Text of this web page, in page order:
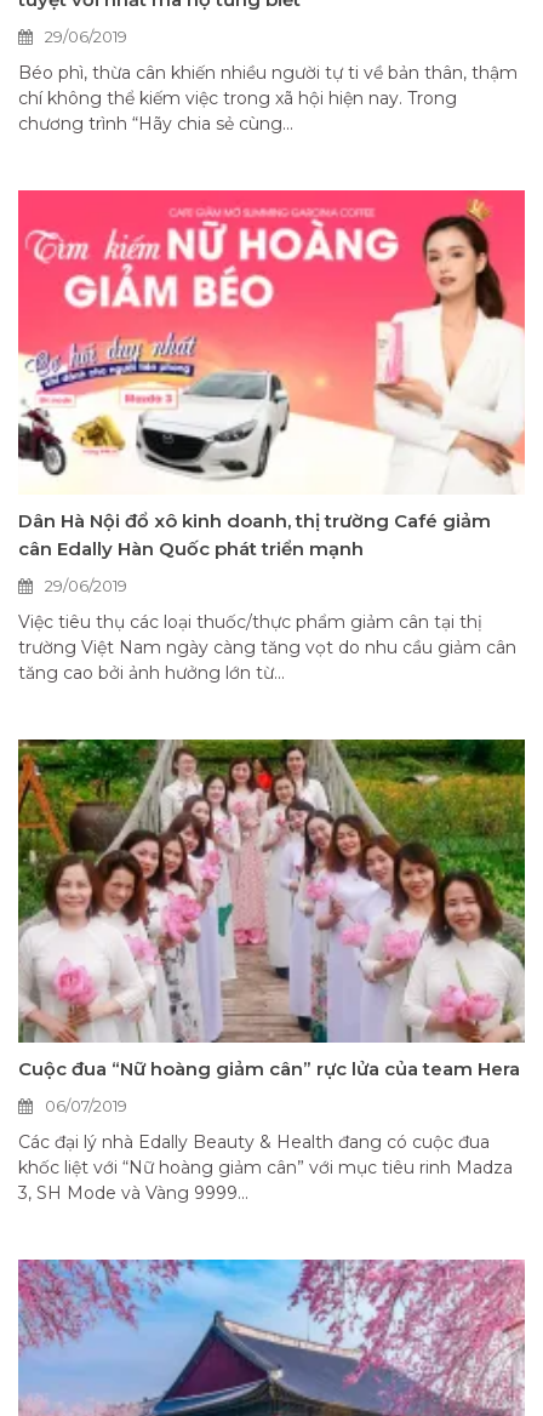
29/06/2019
Béo phì, thừa cân khiến nhiều người tự ti về bản thân, thậm
chí không thể kiếm việc trong xã hội hiện nay. Trong
chương trình “Hãy chia sẻ cùng...
Dân Hà Nội đổ xô kinh doanh, thị trường Café giảm
cân Edally Hàn Quốc phát triển mạnh
29/06/2019
Việc tiêu thụ các loại thuốc/thực phẩm giảm cân tại thị
trường Việt Nam ngày càng tăng vọt do nhu cầu giảm cân
tăng cao bởi ảnh hưởng lớn từ...
Cuộc đua “Nữ hoàng giảm cân” rực lửa của team Hera
06/07/2019
Các đại lý nhà Edally Beauty & Health đang có cuộc đua
khốc liệt với “Nữ hoàng giảm cân” với mục tiêu rinh Madza
3, SH Mode và Vàng 9999...